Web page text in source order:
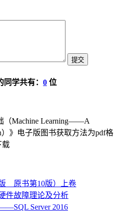
学共有： 0 位
（Machine Learning――A
）》电子版图书获取方法为pdf格
载
原书第10版）上卷
件故障理论及分析
Server 2016